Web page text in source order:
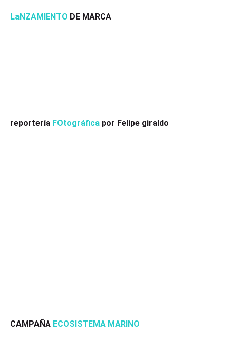
LaNZAMIENTO DE MARCA
reportería FOtográfica por Felipe giraldo
CAMPAÑA ECOSISTEMA MARINO